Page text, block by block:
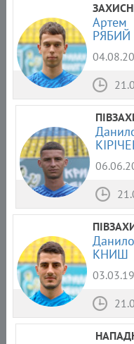
Артем
РЯБИЙ
Данило
КНИШ